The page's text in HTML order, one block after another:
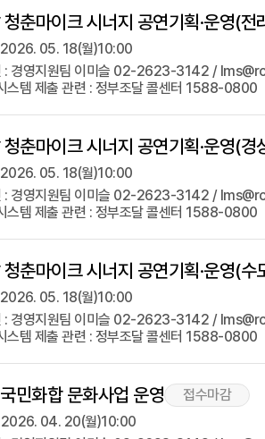
춘마이크 시너지 공연기획·운영(전
05. 18(월)10:00
: 경영지원팀 이미슬 02-2623-3142 /
스템 제출 관련 : 정부조달 콜센터 1588-0800
춘마이크 시너지 공연기획·운영(경
05. 18(월)10:00
: 경영지원팀 이미슬 02-2623-3142 /
스템 제출 관련 : 정부조달 콜센터 1588-0800
춘마이크 시너지 공연기획·운영(수
05. 18(월)10:00
: 경영지원팀 이미슬 02-2623-3142 /
스템 제출 관련 : 정부조달 콜센터 1588-0800
민화합 문화사업 운영
접수마감
04. 20(월)10:00